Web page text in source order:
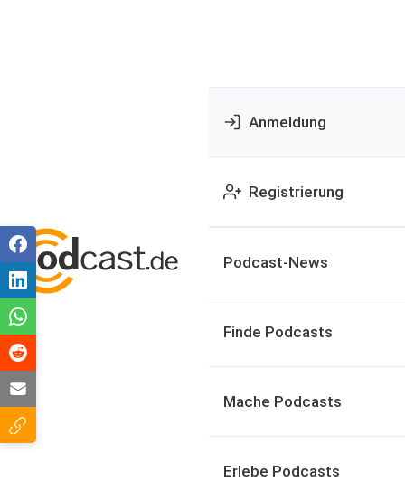
Anmeldung
Registrierung
Podcast-News
Finde Podcasts
Mache Podcasts
Erlebe Podcasts